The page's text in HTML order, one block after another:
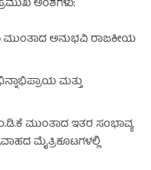
ಅಂಶಗಳು:
ಅನುಭವಿ ರಾಜಕೀಯ
ಮತ್ತು
ಮುಂತಾದ ಇತರ ಸಂಭಾವ್ಯ
ಮೈತ್ರಿಕೂಟಗಳಲ್ಲಿ